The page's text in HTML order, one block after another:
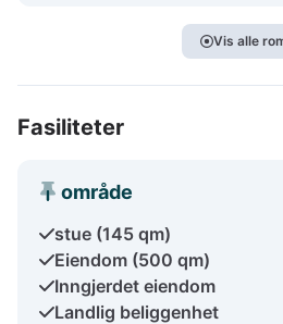
Vis alle
Fasiliteter
område
stue (145 qm)
Eiendom (500 qm)
Inngjerdet eiendom
Landlig beliggenhet